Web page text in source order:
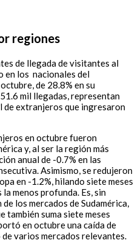
regiones
de llegada de visitantes al
en los nacionales del
de 28.8% en su
mil llegadas, representan
de extranjeros que ingresaron
en octubre fueron
y, al ser la región más
anual de -0.7% en las
Asimismo, se redujeron
en -1.2%, hilando siete meses
menos profunda. Es, sin
los mercados de Sudamérica,
también suma siete meses
en octubre una caída de
varios mercados relevantes.